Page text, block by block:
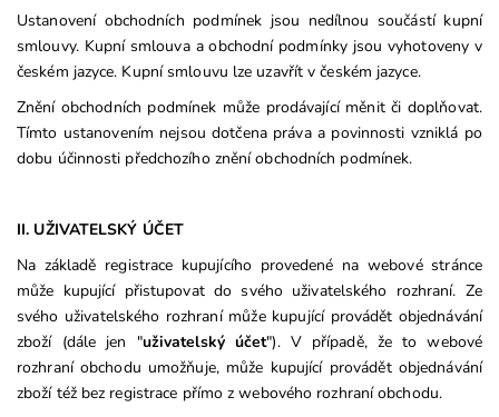
Ustanovení obchodních podmínek jsou nedílnou součástí kupní
smlouvy. Kupní smlouva a obchodní podmínky jsou vyhotoveny v
českém jazyce. Kupní smlouvu lze uzavřít v českém jazyce.
Znění obchodních podmínek může prodávající měnit či doplňovat.
Tímto ustanovením nejsou dotčena práva a povinnosti vzniklá po
dobu účinnosti předchozího znění obchodních podmínek.
II. UŽIVATELSKÝ ÚČET
Na základě registrace kupujícího provedené na webové stránce
může kupující přistupovat do svého uživatelského rozhraní. Ze
svého uživatelského rozhraní může kupující provádět objednávání
zboží (dále jen "uživatelský účet"). V případě, že to webové
rozhraní obchodu umožňuje, může kupující provádět objednávání
zboží též bez registrace přímo z webového rozhraní obchodu.